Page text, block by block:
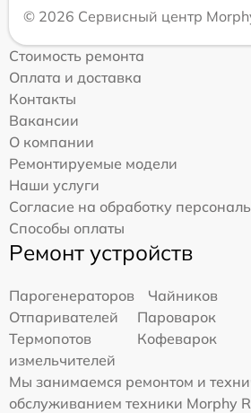
© 2026 Сервисный центр
Стоимость ремонта
Оплата и доставка
Контакты
Вакансии
О компании
Ремонтируемые модели
Наши услуги
Согласие на обработку
Способы оплаты
Ремонт устройств
Парогенераторов
Чайников
Отпаривателей
Пароварок
Термопотов
Кофеварок
измельчителей
Мы занимаемся ремонтом и
обслуживанием техники Morphy